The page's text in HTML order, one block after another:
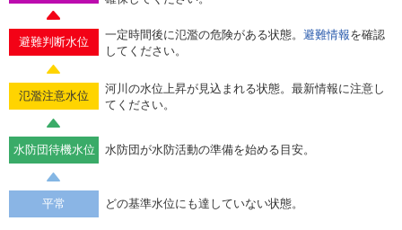
避難判断水位
一定時間後に氾濫の危険がある状態。 避難情報を確認
してください。
氾濫注意水位
河川の水位上昇が見込まれる状態。最新情報に注意し
てください。
水防団待機水位 水防団が水防活動の準備を始める目安。
平常 どの基準水位にも達していない状態。